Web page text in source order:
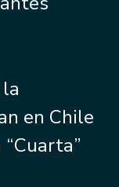
en Chile